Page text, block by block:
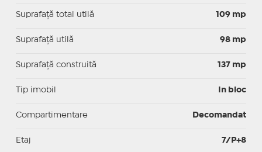
Suprafaţă total utilă 109 mp
Suprafaţă utilă 98 mp
Suprafaţă construită 137 mp
Tip imobil In bloc
Compartimentare Decomandat
Etaj 7/P+8